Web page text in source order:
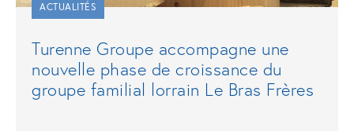
ACTUALITÉS
Turenne Groupe accompagne une
nouvelle phase de croissance du
groupe familial lorrain Le Bras Frères